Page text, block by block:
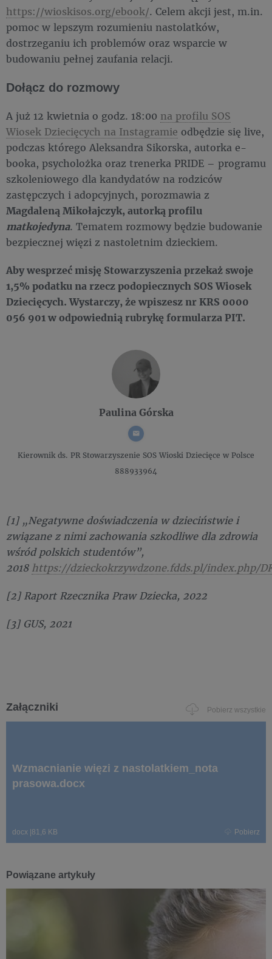
https://wioskisos.org/ebook/. Celem akcji jest, m.in.
pomoc w lepszym rozumieniu nastolatków,
dostrzeganiu ich problemów oraz wsparcie w
budowaniu pełnej zaufania relacji.
Dołącz do rozmowy
A już 12 kwietnia o godz. 18:00 na profilu SOS
Wiosek Dziecięcych na Instagramie odbędzie się live,
podczas którego Aleksandra Sikorska, autorka e-
booka, psycholożka oraz trenerka PRIDE – programu
szkoleniowego dla kandydatów na rodziców
zastępczych i adopcyjnych, porozmawia z
Magdaleną Mikołajczyk, autorką profilu
matkojedyna. Tematem rozmowy będzie budowanie
bezpiecznej więzi z nastoletnim dzieckiem.
Aby wesprzeć misję Stowarzyszenia przekaż swoje
1,5% podatku na rzecz podopiecznych SOS Wiosek
Dziecięcych. Wystarczy, że wpiszesz nr KRS 0000
056 901 w odpowiednią rubrykę formularza PIT.
Paulina Górska
Kierownik ds. PRStowarzyszenie SOS Wioski Dziecięce w Polsce
888933964
[1] „Negatywne doświadczenia w dzieciństwie i
związane z nimi zachowania szkodliwe dla zdrowia
wśród polskich studentów”,
2018 https://dzieckokrzywdzone.fdds.pl/index.php/
[2] Raport Rzecznika Praw Dziecka, 2022
[3] GUS, 2021
Załączniki Pobierz wszystkie
Wzmacnianie więzi z nastolatkiem_nota
prasowa.docx
docx 81,6 KB Pobierz
Powiązane artykuły